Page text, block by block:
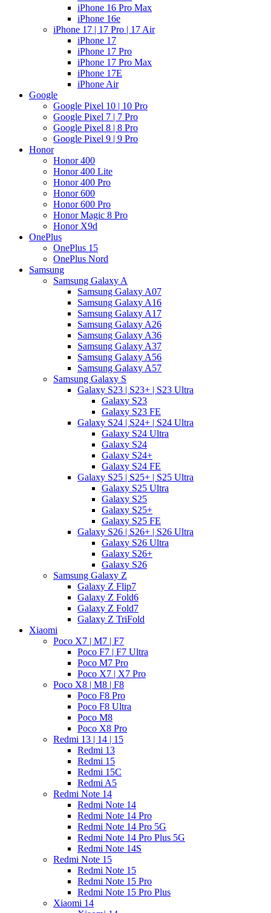
iPhone 16 Pro Max
iPhone 16e
iPhone 17 | 17 Pro | 17 Air
iPhone 17
iPhone 17 Pro
iPhone 17 Pro Max
iPhone 17E
iPhone Air
Google
Google Pixel 10 | 10 Pro
Google Pixel 7 | 7 Pro
Google Pixel 8 | 8 Pro
Google Pixel 9 | 9 Pro
Honor
Honor 400
Honor 400 Lite
Honor 400 Pro
Honor 600
Honor 600 Pro
Honor Magic 8 Pro
Honor X9d
OnePlus
OnePlus 15
OnePlus Nord
Samsung
Samsung Galaxy A
Samsung Galaxy A07
Samsung Galaxy A16
Samsung Galaxy A17
Samsung Galaxy A26
Samsung Galaxy A36
Samsung Galaxy A37
Samsung Galaxy A56
Samsung Galaxy A57
Samsung Galaxy S
Galaxy S23 | S23+ | S23 Ultra
Galaxy S23
Galaxy S23 FE
Galaxy S24 | S24+ | S24 Ultra
Galaxy S24 Ultra
Galaxy S24
Galaxy S24+
Galaxy S24 FE
Galaxy S25 | S25+ | S25 Ultra
Galaxy S25 Ultra
Galaxy S25
Galaxy S25+
Galaxy S25 FE
Galaxy S26 | S26+ | S26 Ultra
Galaxy S26 Ultra
Galaxy S26+
Galaxy S26
Samsung Galaxy Z
Galaxy Z Flip7
Galaxy Z Fold6
Galaxy Z Fold7
Galaxy Z TriFold
Xiaomi
Poco X7 | M7 | F7
Poco F7 | F7 Ultra
Poco M7 Pro
Poco X7 | X7 Pro
Poco X8 | M8 | F8
Poco F8 Pro
Poco F8 Ultra
Poco M8
Poco X8 Pro
Redmi 13 | 14 | 15
Redmi 13
Redmi 15
Redmi 15C
Redmi A5
Redmi Note 14
Redmi Note 14
Redmi Note 14 Pro
Redmi Note 14 Pro 5G
Redmi Note 14 Pro Plus 5G
Redmi Note 14S
Redmi Note 15
Redmi Note 15
Redmi Note 15 Pro
Redmi Note 15 Pro Plus
Xiaomi 14